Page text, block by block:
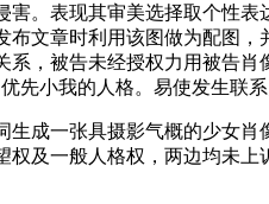
表现其审美选择取个性表
布文章时利用该图做为配图
系，被告未经授权力用被告
先小我的人格。易使发生联
一张具摄影气概的少女肖
权及一般人格权，两边均未